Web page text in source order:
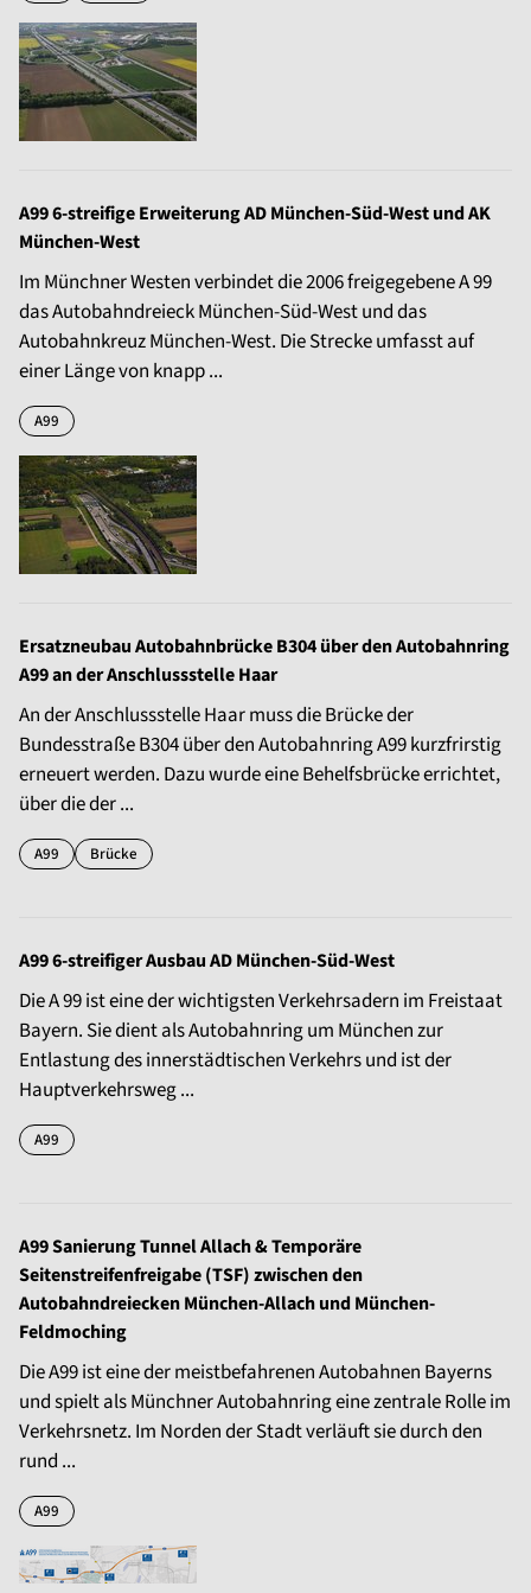
A99 6-streifige Erweiterung AD München-Süd-West und AK
München-West
Im Münchner Westen verbindet die 2006 freigegebene A 99
das Autobahndreieck München-Süd-West und das
Autobahnkreuz München-West. Die Strecke umfasst auf
einer Länge von knapp ...
A99
Ersatzneubau Autobahnbrücke B304 über den Autobahnring
A99 an der Anschlussstelle Haar
An der Anschlussstelle Haar muss die Brücke der
Bundesstraße B304 über den Autobahnring A99 kurzfrirstig
erneuert werden. Dazu wurde eine Behelfsbrücke errichtet,
über die der ...
A99 Brücke
A99 6-streifiger Ausbau AD München-Süd-West
Die A 99 ist eine der wichtigsten Verkehrsadern im Freistaat
Bayern. Sie dient als Autobahnring um München zur
Entlastung des innerstädtischen Verkehrs und ist der
Hauptverkehrsweg ...
A99
A99 Sanierung Tunnel Allach & Temporäre
Seitenstreifenfreigabe (TSF) zwischen den
Autobahndreiecken München-Allach und München-
Feldmoching
Die A99 ist eine der meistbefahrenen Autobahnen Bayerns
und spielt als Münchner Autobahnring eine zentrale Rolle im
Verkehrsnetz. Im Norden der Stadt verläuft sie durch den
rund ...
A99